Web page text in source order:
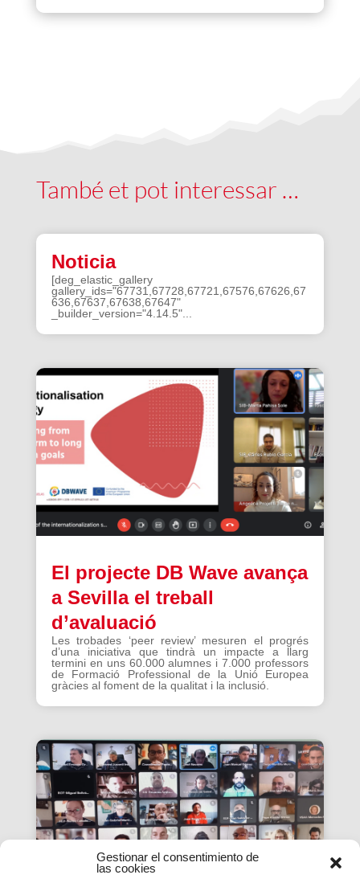
Gestionar el consentimiento de
las cookies
També et pot interessar …
Noticia
[deg_elastic_gallery
gallery_ids="67731,67728,67721,67576,67626,67
636,67637,67638,67647"
_builder_version="4.14.5"...
El projecte DB Wave avança
a Sevilla el treball
d’avaluació
Les trobades ‘peer review’ mesuren el progrés
d’una iniciativa que tindrà un impacte a llarg
termini en uns 60.000 alumnes i 7.000 professors
de Formació Professional de la Unió Europea
gràcies al foment de la qualitat i la inclusió.